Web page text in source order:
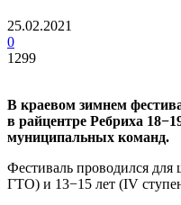
25.02.2021
0
1299
В краевом зимнем
в райцентре Ребриха
муниципальных команд.
Фестиваль проводился для
ГТО) и 13−15 лет (IV